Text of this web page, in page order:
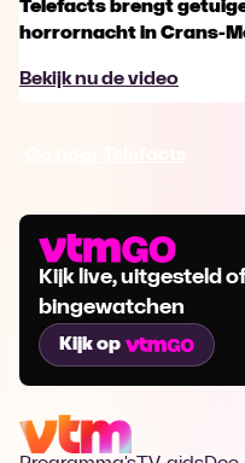
Telefacts brengt
horrornacht in Crans-
Bekijk nu de video
Kijk live, uitgesteld
bingewatchen
Kijk op